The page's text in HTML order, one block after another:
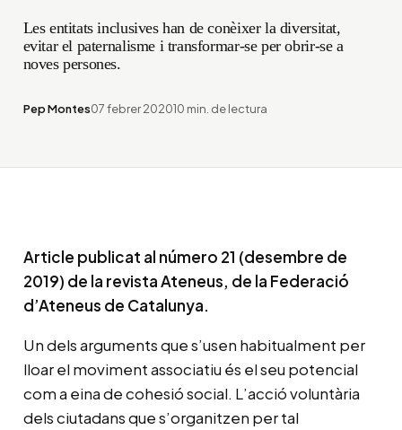
Les entitats inclusives han de conèixer la diversitat,
evitar el paternalisme i transformar-se per obrir-se a
noves persones.
Pep Montes07 febrer 202010 min. de lectura
Article publicat al número 21 (desembre de
2019) de la revista Ateneus, de la Federació
d’Ateneus de Catalunya.
Un dels arguments que s’usen habitualment per
lloar el moviment associatiu és el seu potencial
com a eina de cohesió social. L’acció voluntària
dels ciutadans que s’organitzen per tal